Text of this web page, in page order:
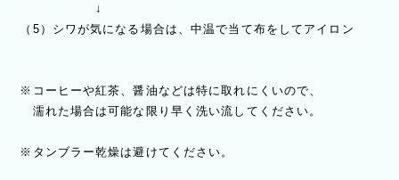
↓
（5）シワが気になる場合は、中温で当て布をしてアイロン
※コーヒーや紅茶、醤油などは特に取れにくいので、
濡れた場合は可能な限り早く洗い流してください。
※タンブラー乾燥は避けてください。